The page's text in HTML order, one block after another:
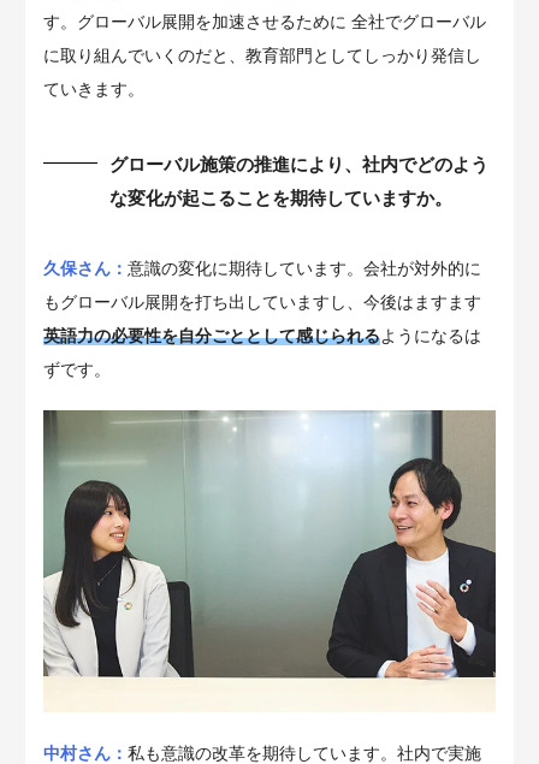
す。グローバル展開を加速させるために 全社でグローバル
に取り組んでいくのだと、教育部門としてしっかり発信し
ていきます。
グローバル施策の推進により、社内でどのよう
な変化が起こることを期待していますか。
久保さん： 意識の変化に期待しています。会社が対外的に
もグローバル展開を打ち出していますし、今後はますます
英語力の必要性を自分ごととして感じられるようになるは
ずです。
中村さん： 私も意識の改革を期待しています。社内で実施